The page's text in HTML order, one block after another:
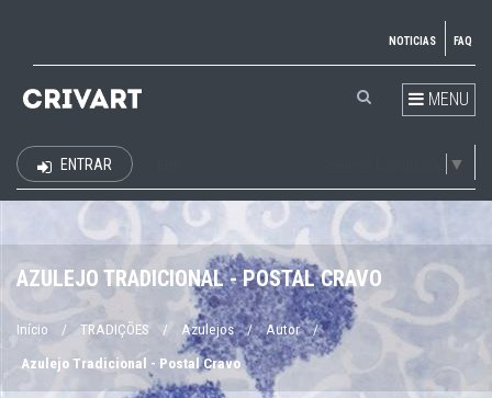
NOTICIAS FAQ
MENU
▼
ENTRAR
AZULEJO TRADICIONAL - POSTAL CRAVO
Início / TRADIÇÕES / Azulejos / Autor /
Azulejo Tradicional - Postal Cravo